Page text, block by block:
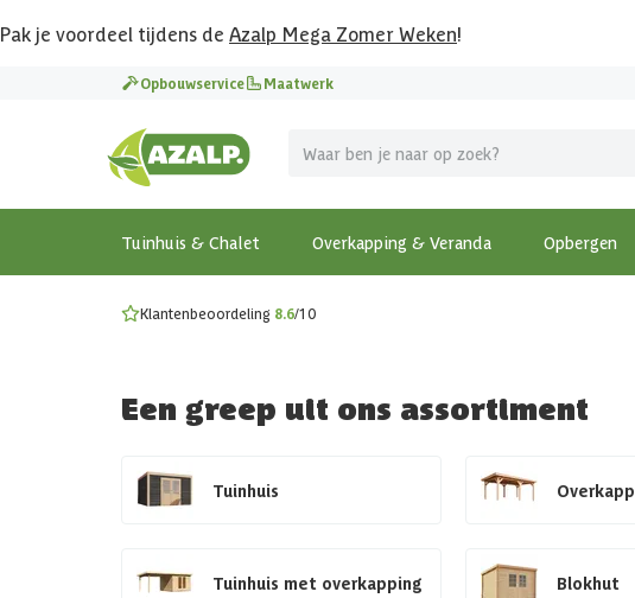
Pak je voordeel tijdens de Azalp Mega Zomer Weken!
Opbouwservice Maatwerk
Tuinhuis & Chalet Overkapping & Veranda Opbergen
Vier vakantie in je tuin
MEGA zomer kortingen op overkappingen en tuinhuizen!
Bekijk de actiemodellen
Gratis wandplankset
Ontdek onze metalen overkappingen
Klantenbeoordeling 8.6/10
Een greep uit ons assortiment
Tuinhuis
Tuinhuis met overkapping Blokhut